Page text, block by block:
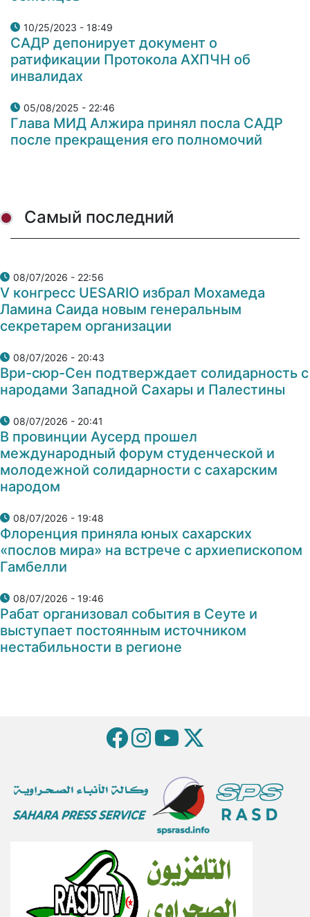
10/25/2023 - 18:49
САДР депонирует документ о
ратификации Протокола АХПЧН об
инвалидах
05/08/2025 - 22:46
Глава МИД Алжира принял посла САДР
после прекращения его полномочий
Самый последний
08/07/2026 - 22:56
V конгресс UESARIO избрал Мохамеда
Ламина Саида новым генеральным
секретарем организации
08/07/2026 - 20:43
Ври-сюр-Сен подтверждает солидарность с
народами Западной Сахары и Палестины
08/07/2026 - 20:41
В провинции Аусерд прошел
международный форум студенческой и
молодежной солидарности с сахарским
народом
08/07/2026 - 19:48
Флоренция приняла юных сахарских
«послов мира» на встрече с архиепископом
Гамбелли
08/07/2026 - 19:46
Рабат организовал события в Сеуте и
выступает постоянным источником
нестабильности в регионе